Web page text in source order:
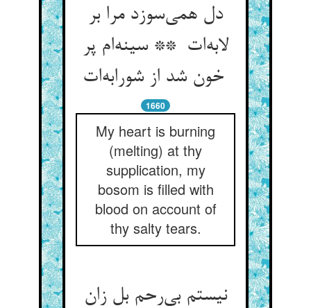
دل همی‌سوزد مرا بر
لابه‌ات ** سینه‌ام پر
خون شد از شورابه‌ات
1660
My heart is burning
(melting) at thy
supplication, my
bosom is filled with
blood on account of
thy salty tears.
نیستم بی‌رحم بل زان